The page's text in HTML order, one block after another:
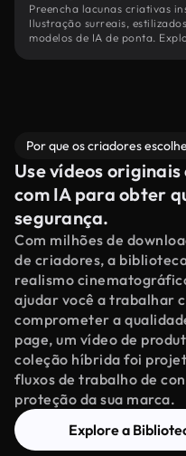
Preencha lacunas criativas
Ilustração surreais,
modelos de IA de ponta.
Por que os criadores
Use vídeos
com IA para obter
segurança.
Com milhões de
de criadores, a
realismo
ajudar você a trabalhar
comprometer a
page, um vídeo de
coleção híbrida foi
fluxos de trabalho de
proteção da sua marca.
Explore a